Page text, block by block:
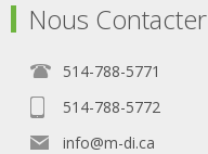
Nous Contacter
514-788-5771
514-788-5772
info@m-di.ca